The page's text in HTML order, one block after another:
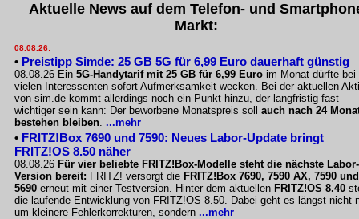
Aktuelle News auf dem Telefon- und
Markt:
08.08.26:
• Preistipp Simde: 25 GB 5G für 6,99 Euro dauerhaft günstig
08.08.26 Ein 5G-Handytarif mit 25 GB für 6,99 Euro im Monat dürfte bei
vielen Interessenten sofort Aufmerksamkeit wecken. Bei der aktuellen
von sim.de kommt allerdings noch ein Punkt hinzu, der langfristig fast
wichtiger sein kann: Der beworbene Monatspreis soll auch nach 24
bestehen bleiben. ...mehr
• FRITZ!Box 7690 und 7590: Neues Labor-Update bringt
FRITZ!OS 8.50 näher
08.08.26 Für vier beliebte FRITZ!Box-Modelle steht die nächste Labor-
Version bereit: FRITZ! versorgt die FRITZ!Box 7690, 7590 AX, 7590 und
5690 erneut mit einer Testversion. Hinter dem aktuellen FRITZ!OS 8.40
die laufende Entwicklung von FRITZ!OS 8.50. Dabei geht es längst nicht
um kleinere Fehlerkorrekturen, sondern ...mehr